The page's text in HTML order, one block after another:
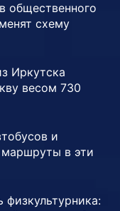
общественного
схему
Иркутска
весом 730
и
в эти